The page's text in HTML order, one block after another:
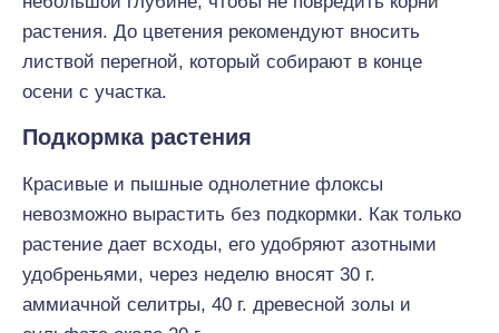
растения. До цветения рекомендуют вносить
листвой перегной, который собирают в конце
осени с участка.
Подкормка растения
Красивые и пышные однолетние флоксы
невозможно вырастить без подкормки. Как только
растение дает всходы, его удобряют азотными
удобреньями, через неделю вносят 30 г.
аммиачной селитры, 40 г. древесной золы и